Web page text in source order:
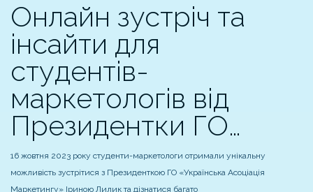
Онлайн зустріч та
інсайти для
студентів-
маркетологів від
Президентки ГО…
16 жовтня 2023 року студенти-маркетологи отримали унікальну
можливість зустрітися з Президенткою ГО «Українська Асоціація
Маркетингу» Іриною Лилик та дізнатися багато